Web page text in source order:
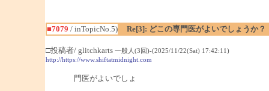
■7079 / inTopicNo.5)
Re[3]: どこの専門医がよいでしょうか？
□投稿者/ glitchkarts 一般人(3回)-(2025/11/22(Sat) 17:42:11)
http://https://www.shiftatmidnight.com
門医がよいでしょ